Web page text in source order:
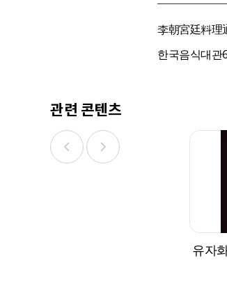
李朝宮廷料理
한국음식대관
관련 콘텐츠
유자